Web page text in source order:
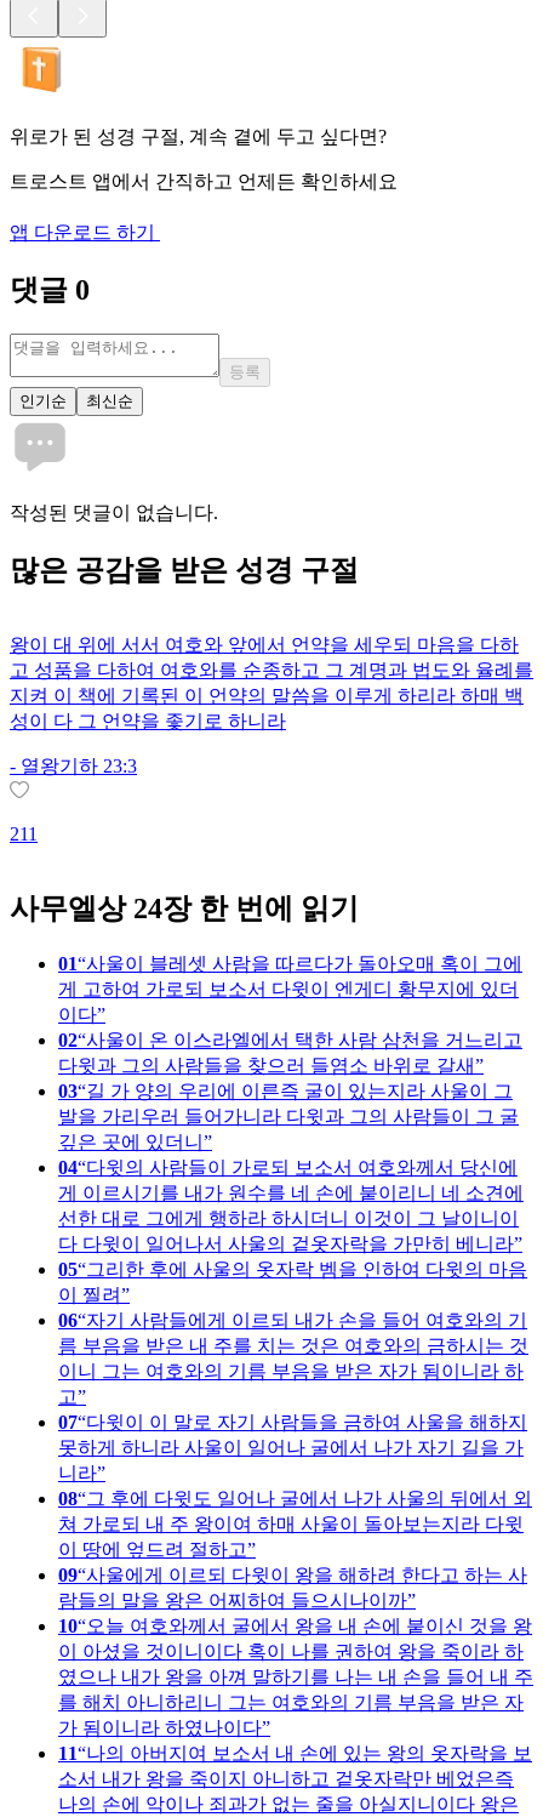
위로가 된 성경 구절, 계속 곁에 두고 싶다면?
트로스트 앱에서 간직하고 언제든 확인하세요
앱 다운로드 하기
댓글 0
등록
인기순
최신순
작성된 댓글이 없습니다.
많은 공감을 받은 성경 구절
왕이 대 위에 서서 여호와 앞에서 언약을 세우되 마음을 다하
고 성품을 다하여 여호와를 순종하고 그 계명과 법도와 율례를
지켜 이 책에 기록된 이 언약의 말씀을 이루게 하리라 하매 백
성이 다 그 언약을 좇기로 하니라
- 열왕기하 23:3
211
사무엘상 24장 한 번에 읽기
01 사울이 블레셋 사람을 따르다가 돌아오매 혹이 그에
게 고하여 가로되 보소서 다윗이 엔게디 황무지에 있더
이다
02 사울이 온 이스라엘에서 택한 사람 삼천을 거느리고
다윗과 그의 사람들을 찾으러 들염소 바위로 갈새
03 길 가 양의 우리에 이른즉 굴이 있는지라 사울이 그
발을 가리우러 들어가니라 다윗과 그의 사람들이 그 굴
깊은 곳에 있더니
04 다윗의 사람들이 가로되 보소서 여호와께서 당신에
게 이르시기를 내가 원수를 네 손에 붙이리니 네 소견에
선한 대로 그에게 행하라 하시더니 이것이 그 날이니이
다 다윗이 일어나서 사울의 겉옷자락을 가만히 베니라
05 그리한 후에 사울의 옷자락 벰을 인하여 다윗의 마음
이 찔려
06 자기 사람들에게 이르되 내가 손을 들어 여호와의 기
름 부음을 받은 내 주를 치는 것은 여호와의 금하시는 것
이니 그는 여호와의 기름 부음을 받은 자가 됨이니라 하
고
07 다윗이 이 말로 자기 사람들을 금하여 사울을 해하지
못하게 하니라 사울이 일어나 굴에서 나가 자기 길을 가
니라
08 그 후에 다윗도 일어나 굴에서 나가 사울의 뒤에서 외
쳐 가로되 내 주 왕이여 하매 사울이 돌아보는지라 다윗
이 땅에 엎드려 절하고
09 사울에게 이르되 다윗이 왕을 해하려 한다고 하는 사
람들의 말을 왕은 어찌하여 들으시나이까
10 오늘 여호와께서 굴에서 왕을 내 손에 붙이신 것을 왕
이 아셨을 것이니이다 혹이 나를 권하여 왕을 죽이라 하
였으나 내가 왕을 아껴 말하기를 나는 내 손을 들어 내 주
를 해치 아니하리니 그는 여호와의 기름 부음을 받은 자
가 됨이니라 하였나이다
11 나의 아버지여 보소서 내 손에 있는 왕의 옷자락을 보
소서 내가 왕을 죽이지 아니하고 겉옷자락만 베었은즉
나의 손에 악이나 죄과가 없는 줄을 아실지니이다 왕은